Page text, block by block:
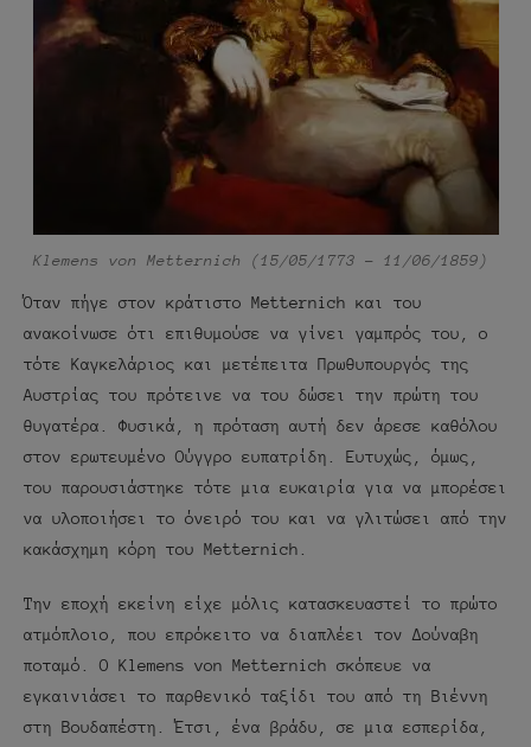
Klemens von Metternich (15/05/1773 – 11/06/1859)
Όταν πήγε στον κράτιστο Metternich και του
ανακοίνωσε ότι επιθυμούσε να γίνει γαμπρός του, ο
τότε Καγκελάριος και μετέπειτα Πρωθυπουργός της
Αυστρίας του πρότεινε να του δώσει την πρώτη του
θυγατέρα. Φυσικά, η πρόταση αυτή δεν άρεσε καθόλου
στον ερωτευμένο Ούγγρο ευπατρίδη. Ευτυχώς, όμως,
του παρουσιάστηκε τότε μια ευκαιρία για να μπορέσει
να υλοποιήσει το όνειρό του και να γλιτώσει από την
κακάσχημη κόρη του Metternich.
Την εποχή εκείνη είχε μόλις κατασκευαστεί το πρώτο
ατμόπλοιο, που επρόκειτο να διαπλέει τον Δούναβη
ποταμό. Ο Klemens von Metternich σκόπευε να
εγκαινιάσει το παρθενικό ταξίδι του από τη Βιέννη
στη Βουδαπέστη. Έτσι, ένα βράδυ, σε μια εσπερίδα,